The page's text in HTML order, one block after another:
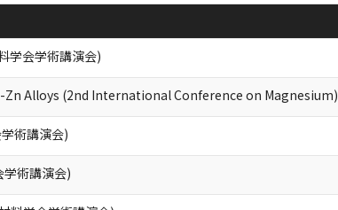
学会学術講演会)
Alloys (2nd International Conference on Magnesium)
術講演会)
術講演会)